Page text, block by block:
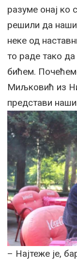
разуме онај ко
решили да
неке од
то раде тако
бићем.
Миљковић из
представи
– Најтеже је,